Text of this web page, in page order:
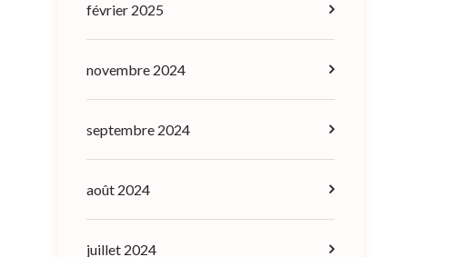
février 2025
novembre 2024
septembre 2024
août 2024
juillet 2024